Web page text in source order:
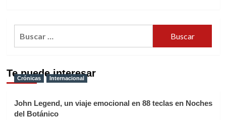
Te puede interesar
Crónicas Internacional
John Legend, un viaje emocional en 88 teclas en Noches
del Botánico